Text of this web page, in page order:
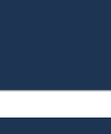
"под ключ" в Москве